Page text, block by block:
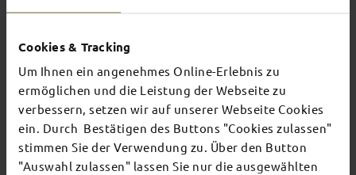
Cookies & Tracking
Um Ihnen ein angenehmes Online-Erlebnis zu
ermöglichen und die Leistung der Webseite zu
verbessern, setzen wir auf unserer Webseite Cookies
ein. Durch Bestätigen des Buttons "Cookies zulassen"
stimmen Sie der Verwendung zu. Über den Button
"Auswahl zulassen" lassen Sie nur die ausgewählten
All experiences at a glance
THIS IS WHAT
AWAITS YOU IN
FULDA